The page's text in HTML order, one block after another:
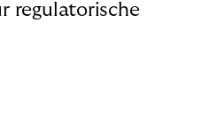
regulatorische